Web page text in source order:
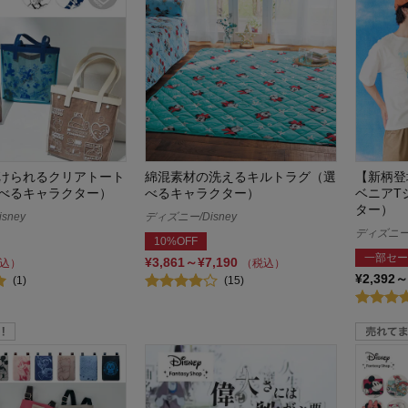
られるクリアトート
るキャラクター）
）
(1)
綿混素材の洗えるキルトラグ（選
べるキャラクター）
ディズニー/Disney
10%OFF
¥3,861～¥7,190
（税込）
(15)
【新柄
ベニアT
ター）
ディズニ
一部セ
¥2,392